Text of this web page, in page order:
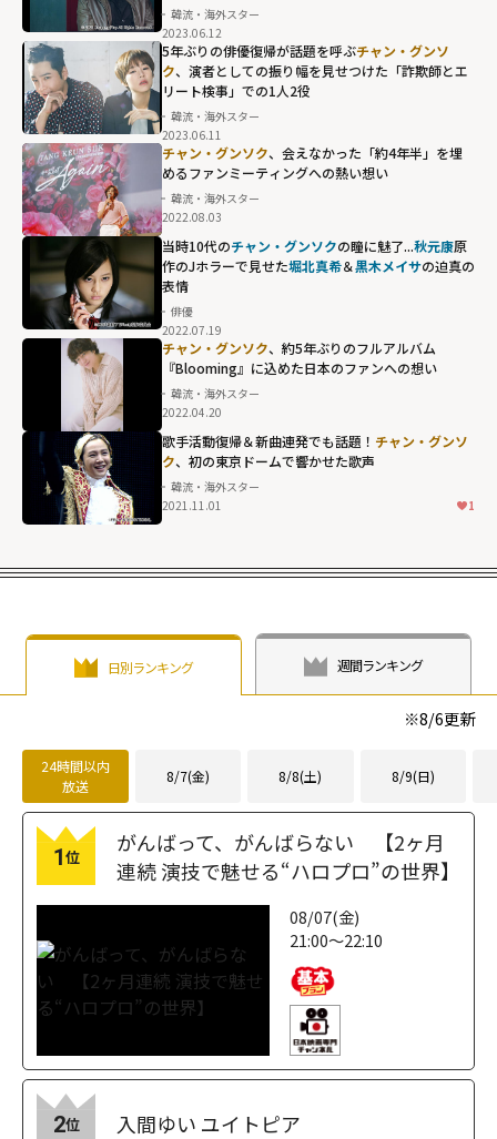
韓流・海外スター
2023.06.12
5年ぶりの俳優復帰が話題を呼ぶチャン・グンソ
ク、演者としての振り幅を見せつけた「詐欺師とエ
リート検事」での1人2役
韓流・海外スター
2023.06.11
チャン・グンソク、会えなかった「約4年半」を埋
めるファンミーティングへの熱い想い
韓流・海外スター
2022.08.03
当時10代のチャン・グンソクの瞳に魅了...秋元康原
作のJホラーで見せた堀北真希＆黒木メイサの迫真の
表情
俳優
2022.07.19
チャン・グンソク、約5年ぶりのフルアルバム
『Blooming』に込めた日本のファンへの想い
韓流・海外スター
2022.04.20
歌手活動復帰＆新曲連発でも話題！ チャン・グンソ
ク、初の東京ドームで響かせた歌声
韓流・海外スター
2021.11.01
1
日別ランキング 週間ランキング
※8/6更新
24時間以内
放送
8/7(金) 8/8(土) 8/9(日)
1位
がんばって、がんばらない 【2ヶ月
連続 演技で魅せる“ハロプロ”の世界】
08/07(金)
21:00～22:10
2位 入間ゆい ユイトピア